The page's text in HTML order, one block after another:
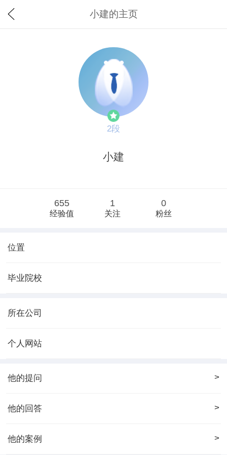
小建的主页
2段
小建
655
经验值
1
关注
0
粉丝
位置
毕业院校
所在公司
个人网站
他的提问 >
他的回答 >
他的案例 >